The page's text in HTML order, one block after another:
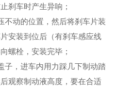
刹车时产生异响；
不动的位置，然后将刹车片装
安装到位后（有刹车感应线
螺栓，安装完毕；
子，进车内用力踩几下制动踏
观察制动液高度，要在合适